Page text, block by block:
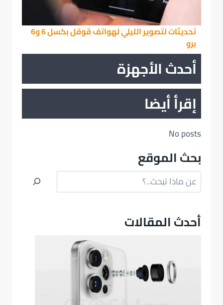
تحديثات لتصوير الليلي لهواتف قوقل بكسل 6 و6
برو
أحدث الأجهزة
إقرأ أيضا
No posts
بحث الموقع
البحث
أحدث المقالات